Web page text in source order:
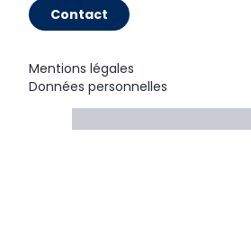
Contact
Mentions légales
Données personnelles